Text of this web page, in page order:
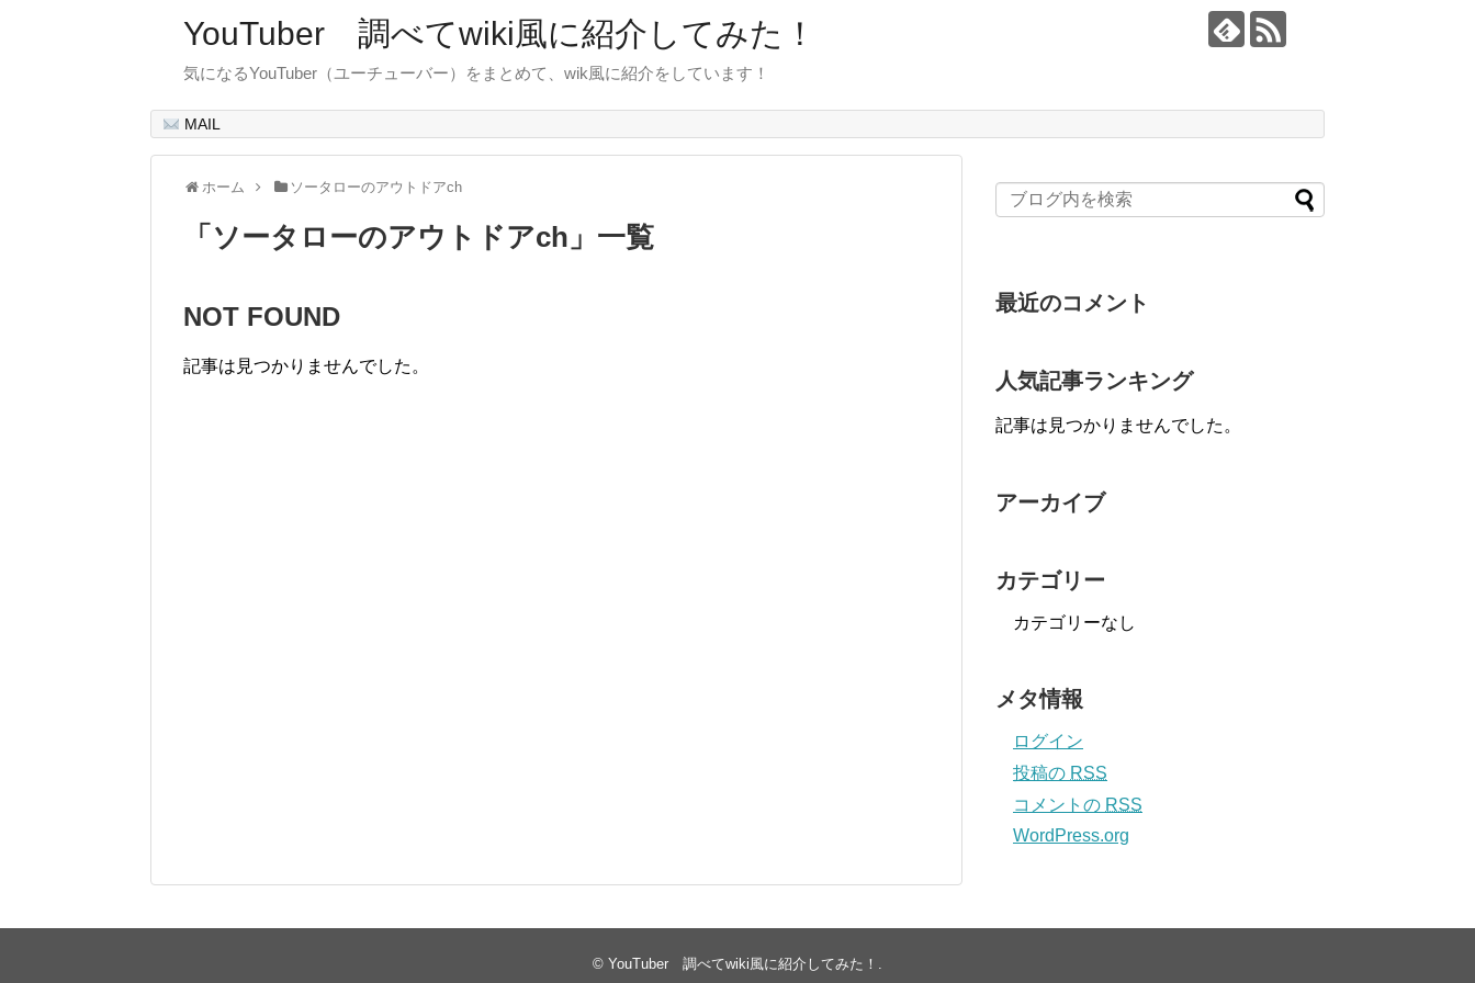
YouTuber 調べてwiki風に紹介してみた！
気になるYouTuber（ユーチューバー）をまとめて、wik風に紹介をしています！
MAIL
ホーム ソータローのアウトドアch
「 ソータローのアウトドアch 」 一覧
NOT FOUND
記事は見つかりませんでした。
最近のコメント
人気記事ランキング
記事は見つかりませんでした。
アーカイブ
カテゴリー
カテゴリーなし
メタ情報
ログイン
投稿の RSS
コメントの RSS
WordPress.org
© YouTuber 調べてwiki風に紹介してみた！ .